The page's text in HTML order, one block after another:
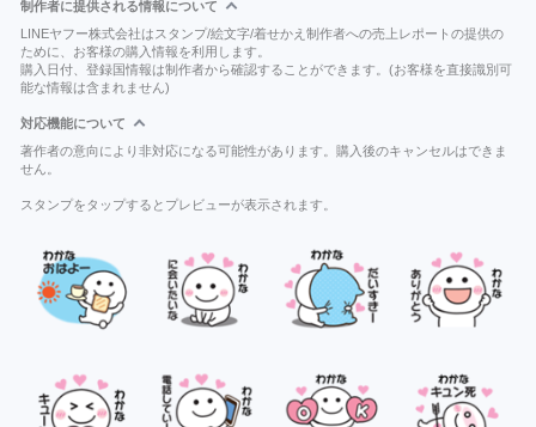
制作者に提供される情報について
LINEヤフー株式会社はスタンプ/絵文字/着せかえ制作者への売上レポートの提供の
ために、お客様の購入情報を利用します。
購入日付、登録国情報は制作者から確認することができます。(お客様を直接識別可
能な情報は含まれません)
対応機能について
著作者の意向により非対応になる可能性があります。購入後のキャンセルはできま
せん。
スタンプをタップするとプレビューが表示されます。